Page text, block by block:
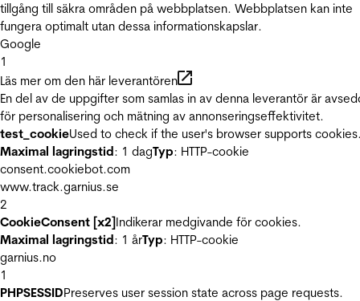
tillgång till säkra områden på webbplatsen. Webbplatsen kan inte
fungera optimalt utan dessa informationskapslar.
Google
1
Läs mer om den här leverantören
En del av de uppgifter som samlas in av denna leverantör är
för personalisering och mätning av annonseringseffektivitet.
test_cookieUsed to check if the user's browser supports
Maximal lagringstid: 1 dagTyp: HTTP-cookie
consent.cookiebot.com
www.track.garnius.se
2
CookieConsent [x2]Indikerar medgivande för cookies.
Maximal lagringstid: 1 årTyp: HTTP-cookie
garnius.no
1
PHPSESSIDPreserves user session state across page requests.